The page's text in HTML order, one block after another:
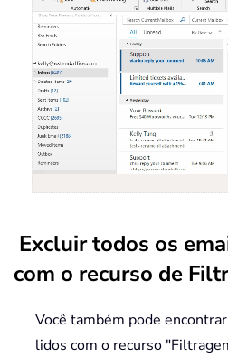
Excluir todos os
com o recurso de
Você também pode
lidos com o recurso